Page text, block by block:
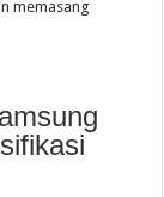
memasang